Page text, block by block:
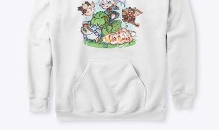
Vendez partout
Vendre n'importe quoi
21,99 $US
Mug